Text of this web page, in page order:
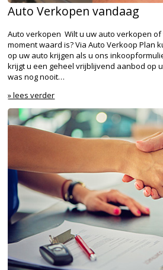
Auto Verkopen vandaag
Auto verkopen Wilt u uw auto verkopen
moment waard is? Via Auto Verkoop Plan
op uw auto krijgen als u ons
krijgt u een geheel vrijblijvend aanbod op
was nog nooit…
» lees verder